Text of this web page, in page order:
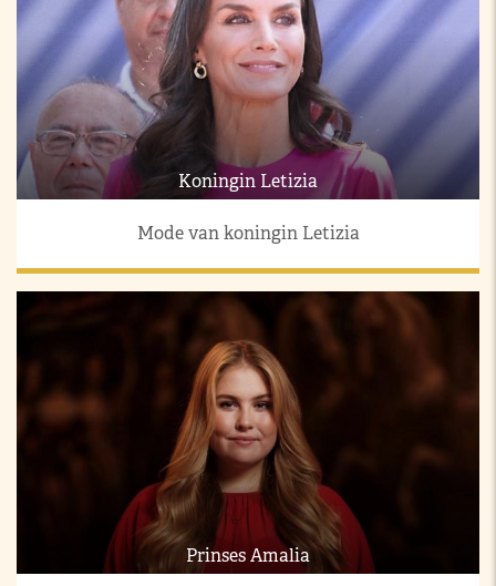
Koningin Letizia
Mode van koningin Letizia
Prinses Amalia